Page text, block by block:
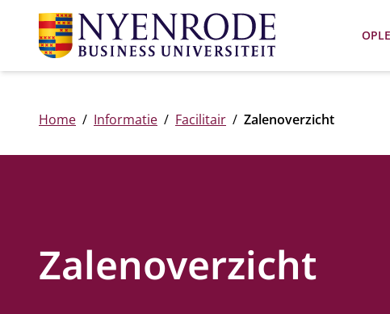
Home Informatie Facilitair Zalenoverzicht
Zalenoverzicht